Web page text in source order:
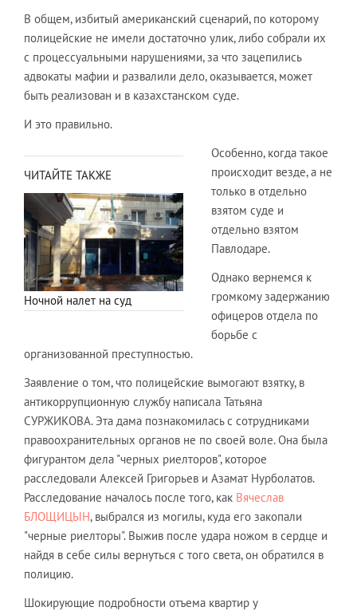
В общем, избитый американский сценарий, по которому
полицейские не имели достаточно улик, либо собрали их
с процессуальными нарушениями, за что зацепились
адвокаты мафии и развалили дело, оказывается, может
быть реализован и в казахстанском суде.
И это правильно.
ЧИТАЙТЕ ТАКЖЕ
Ночной налет на суд
Особенно, когда такое
происходит везде, а не
только в отдельно
взятом суде и
отдельно взятом
Павлодаре.
Однако вернемся к
громкому задержанию
офицеров отдела по
борьбе с
организованной преступностью.
Заявление о том, что полицейские вымогают взятку, в
антикоррупционную службу написала Татьяна
СУРЖИКОВА. Эта дама познакомилась с сотрудниками
правоохранительных органов не по своей воле. Она была
фигурантом дела "черных риелторов", которое
расследовали Алексей Григорьев и Азамат Нурболатов.
Расследование началось после того, как Вячеслав
БЛОЩИЦЫН, выбрался из могилы, куда его закопали
"черные риелторы". Выжив после удара ножом в сердце и
найдя в себе силы вернуться с того света, он обратился в
полицию.
Шокирующие подробности отъема квартир у